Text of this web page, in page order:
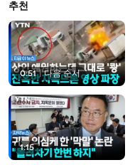
추천
0:51 | 다음 순서
1:15